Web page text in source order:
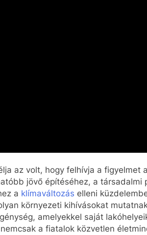
az volt, hogy felhívja a figyelmet
jövő építéséhez, a
a klímaváltozás elleni
környezeti kihívásokat
amelyekkel saját
a fiatalok közvetlen